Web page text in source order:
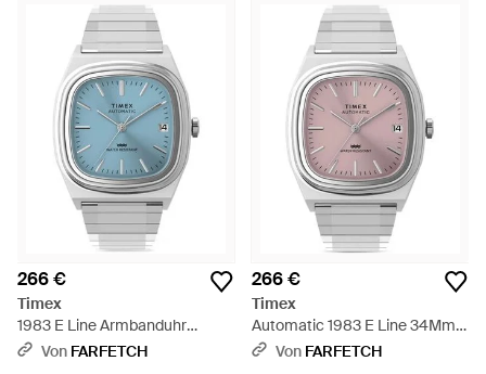
266 €
Timex
1983 E Line Armbanduhr
34Mm - Blau
Von FARFETCH
266 €
Timex
Automatic 1983 E Line 34Mm -
GrauVon FARFETCH